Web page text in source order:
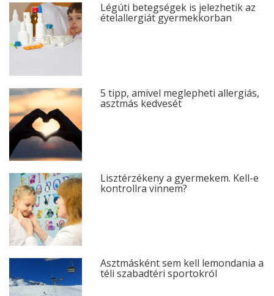
Légúti betegségek is jelezhetik az
ételallergiát gyermekkorban
5 tipp, amivel meglepheti allergiás,
asztmás kedvesét
Lisztérzékeny a gyermekem. Kell-e
kontrollra vinnem?
Asztmásként sem kell lemondania a
téli szabadtéri sportokról